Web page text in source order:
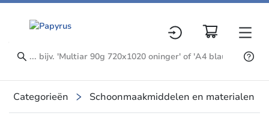
Categorieën Schoonmaakmiddelen en materialen